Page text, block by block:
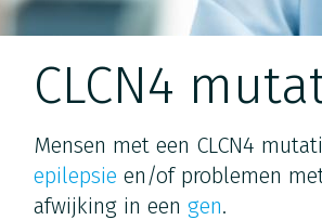
CLCN4
Mensen met een CLCN4
epilepsie en/of problemen
afwijking in een gen.